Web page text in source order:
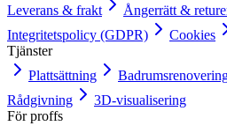
Leverans & frakt
Ångerrätt &
Integritetspolicy (GDPR)
Cookies
Tjänster
Plattsättning
Rådgivning
3D-visualisering
För proffs